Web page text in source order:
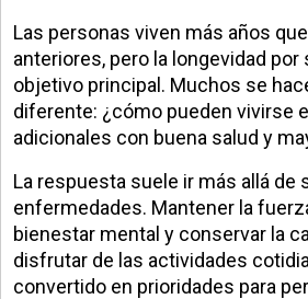
Las personas viven más años
anteriores, pero la longevidad por
objetivo principal. Muchos se
diferente: ¿cómo pueden vivirse
adicionales con buena salud y
La respuesta suele ir más allá de
enfermedades. Mantener la
bienestar mental y conservar la
disfrutar de las actividades
convertido en prioridades para